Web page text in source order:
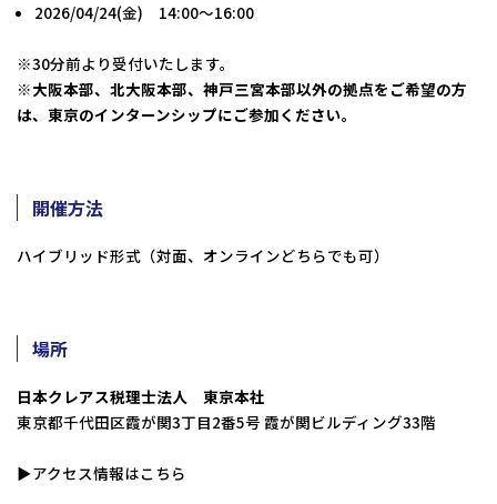
2026/04/24(金) 14:00～16:00
※30分前より受付いたします。
※大阪本部、北大阪本部、神戸三宮本部以外の拠点をご希望の方
は、 東京のインターンシップにご参加ください。
開催方法
ハイブリッド形式（対面、オンラインどちらでも可）
場所
日本クレアス税理士法人 東京本社
東京都千代田区霞が関3丁目2番5号 霞が関ビルディング33階
▶︎アクセス情報はこちら